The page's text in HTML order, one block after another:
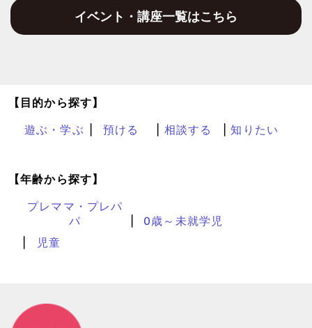
イベント・講座一覧はこちら
【目的から探す】
遊ぶ・学ぶ 預ける 相談する 知りたい
【年齢から探す】
プレママ・プレパ
パ
0歳～未就学児
児童